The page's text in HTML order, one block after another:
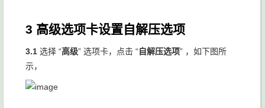
3 高级选项卡设置自解压选项
3.1 选择 “高级” 选项卡，点击 “自解压选项” ，如下图所
示，